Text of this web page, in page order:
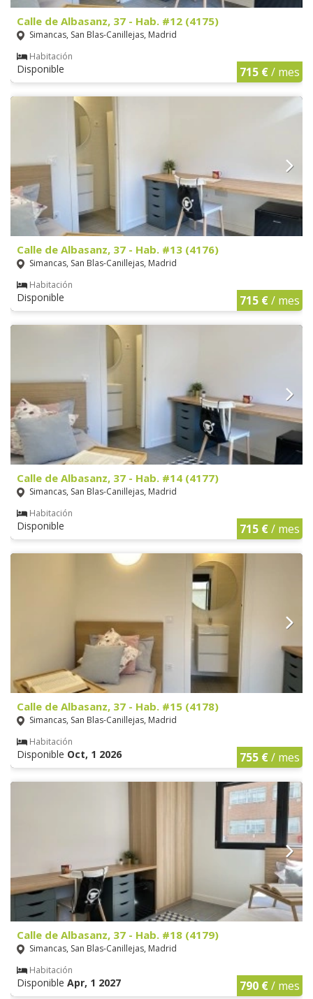
Calle de Albasanz, 37 - Hab. #12 (4175)
Simancas, San Blas-Canillejas, Madrid
Habitación
Disponible 715 €/ mes
Calle de Albasanz, 37 - Hab. #13 (4176)
Simancas, San Blas-Canillejas, Madrid
Habitación
Disponible 715 €/ mes
Calle de Albasanz, 37 - Hab. #14 (4177)
Simancas, San Blas-Canillejas, Madrid
Habitación
Disponible 715 €/ mes
Calle de Albasanz, 37 - Hab. #15 (4178)
Simancas, San Blas-Canillejas, Madrid
Habitación
Disponible Oct, 1 2026 755 €/ mes
Calle de Albasanz, 37 - Hab. #18 (4179)
Simancas, San Blas-Canillejas, Madrid
Habitación
Disponible Apr, 1 2027 790 €/ mes